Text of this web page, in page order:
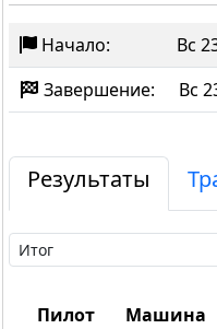
Начало: Вс
Завершение:
Вс
Результаты
Пилот Машина